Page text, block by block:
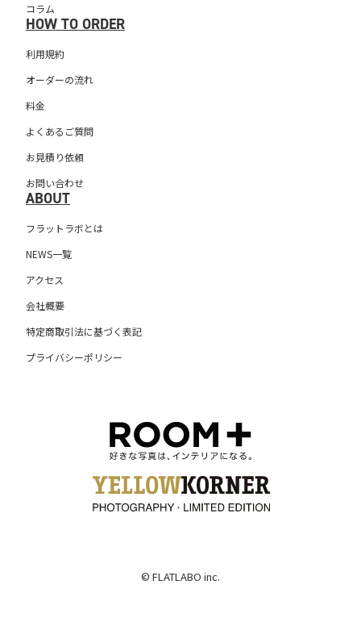
コラム
HOW TO ORDER
利用規約
オーダーの流れ
料金
よくあるご質問
お見積り依頼
お問い合わせ
ABOUT
フラットラボとは
NEWS一覧
アクセス
会社概要
特定商取引法に基づく表記
プライバシーポリシー
© FLATLABO inc.